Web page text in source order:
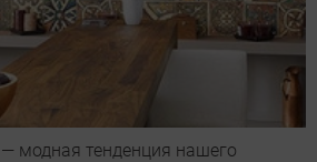
модная тенденция нашего